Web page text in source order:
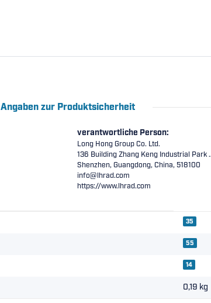
Angaben zur Produktsicherheit
verantwortliche Person:
Long Hong Group Co. Ltd.
136 Building Zhang Keng Industrial Park
Shenzhen, Guangdong, China, 518100
info@lhrad.com
https://www.lhrad.com
35
55
14
0,19 kg